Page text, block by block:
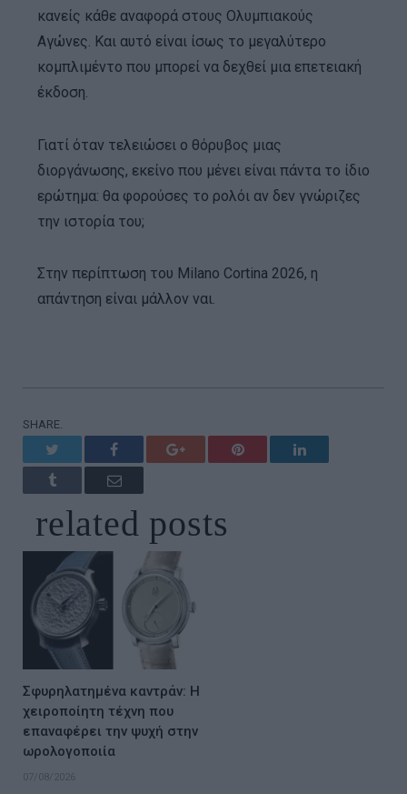
κανείς κάθε αναφορά στους Ολυμπιακούς
Αγώνες. Και αυτό είναι ίσως το μεγαλύτερο
κομπλιμέντο που μπορεί να δεχθεί μια επετειακή
έκδοση.
Γιατί όταν τελειώσει ο θόρυβος μιας
διοργάνωσης, εκείνο που μένει είναι πάντα το ίδιο
ερώτημα: θα φορούσες το ρολόι αν δεν γνώριζες
την ιστορία του;
Στην περίπτωση του Milano Cortina 2026, η
απάντηση είναι μάλλον ναι.
SHARE.
Facebook Google+ Pinterest LinkedIn
Tumblr Email
related posts
Σφυρηλατημένα καντράν: Η
χειροποίητη τέχνη που
επαναφέρει την ψυχή στην
ωρολογοποιία
07/08/2026